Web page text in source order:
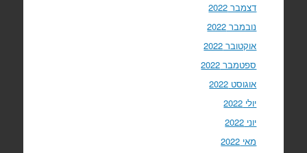
דצמבר 2022
נובמבר 2022
אוקטובר 2022
ספטמבר 2022
אוגוסט 2022
יולי 2022
יוני 2022
מאי 2022